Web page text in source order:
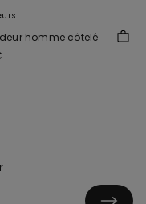
homme côtelé